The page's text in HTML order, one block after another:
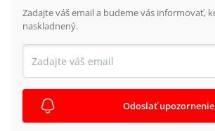
Zadajte váš email a budeme vás informovať,
naskladnený.
Odoslať upozornenie